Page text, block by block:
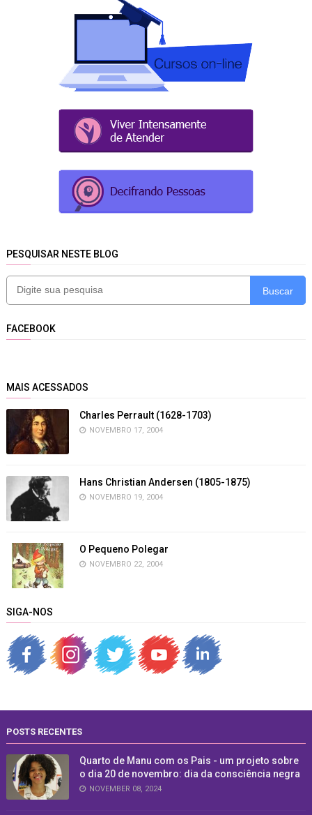
PESQUISAR NESTE BLOG
Buscar
FACEBOOK
MAIS ACESSADOS
Charles Perrault (1628-1703)
NOVEMBRO 17, 2004
Hans Christian Andersen (1805-1875)
NOVEMBRO 19, 2004
O Pequeno Polegar
NOVEMBRO 22, 2004
SIGA-NOS
POSTS RECENTES
Quarto de Manu com os Pais - um projeto sobre
o dia 20 de novembro: dia da consciência negra
NOVEMBER 08, 2024